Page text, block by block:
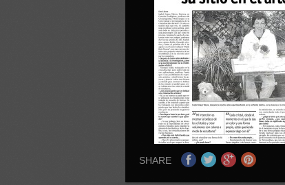
SHARE